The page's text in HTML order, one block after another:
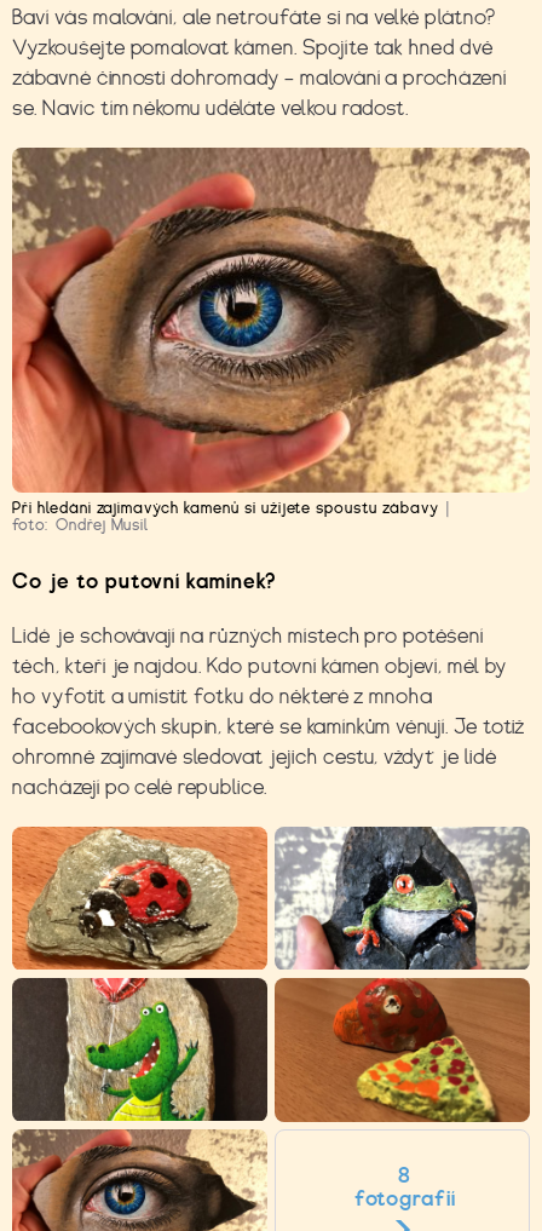
Baví vás malování, ale netroufáte si na velké plátno?
Vyzkoušejte pomalovat kámen. Spojíte tak hned dvě
zábavné činnosti dohromady – malování a procházení
se. Navíc tím někomu uděláte velkou radost.
Při hledání zajímavých kamenů si užijete spoustu zábavy
foto: Ondřej Musil
Co je to putovní kamínek?
Lidé je schovávají na různých místech pro potěšení
těch, kteří je najdou. Kdo putovní kámen objeví, měl by
ho vyfotit a umístit fotku do některé z mnoha
facebookových skupin, které se kamínkům věnují. Je totiž
ohromně zajímavé sledovat jejich cestu, vždyť je lidé
nacházejí po celé republice.
8
fotografií